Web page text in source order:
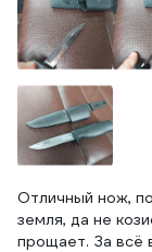
Отличный нож,
земля, да не
прощает. За всё